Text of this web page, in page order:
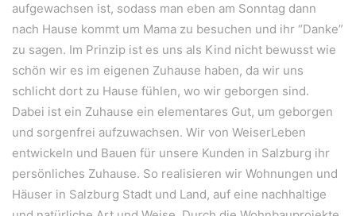
aufgewachsen ist, sodass man eben am Sonntag dann
nach Hause kommt um Mama zu besuchen und ihr “Danke”
zu sagen. Im Prinzip ist es uns als Kind nicht bewusst wie
schön wir es im eigenen Zuhause haben, da wir uns
schlicht dort zu Hause fühlen, wo wir geborgen sind.
Dabei ist ein Zuhause ein elementares Gut, um geborgen
und sorgenfrei aufzuwachsen. Wir von WeiserLeben
entwickeln und Bauen für unsere Kunden in Salzburg ihr
persönliches Zuhause. So realisieren wir Wohnungen und
Häuser in Salzburg Stadt und Land, auf eine nachhaltige
WeiserLeben GmbH
Bergheimerstraße 45
A-5020 Salzburg
office@weiserleben.at
+43(0) 664 244 88 38